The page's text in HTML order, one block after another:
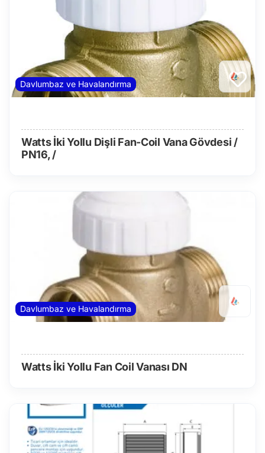
Davlumbaz ve Havalandırma
Watts İki Yollu Dişli Fan-Coil Vana Gövdesi /
PN16, /
Davlumbaz ve Havalandırma
Watts İki Yollu Fan Coil Vanası DN